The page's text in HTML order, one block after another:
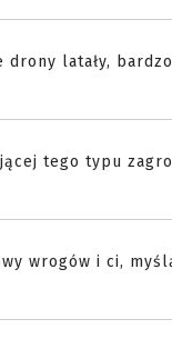
drony latały,
tego typu
wrogów i ci,